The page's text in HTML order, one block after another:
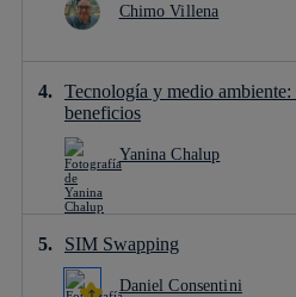
Chimo Villena
Tecnología y medio
beneficios
Yanina Chalup
SIM Swapping
Daniel Consentini